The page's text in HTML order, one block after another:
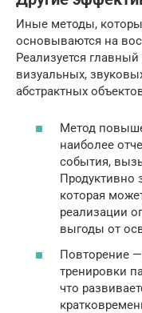
Иные методы,
основываются на
Реализуется
визуальных,
абстрактных
Метод
наиболее
события,
Продуктивно
которая
реализации
выгоды от
Повторение
тренировки
что